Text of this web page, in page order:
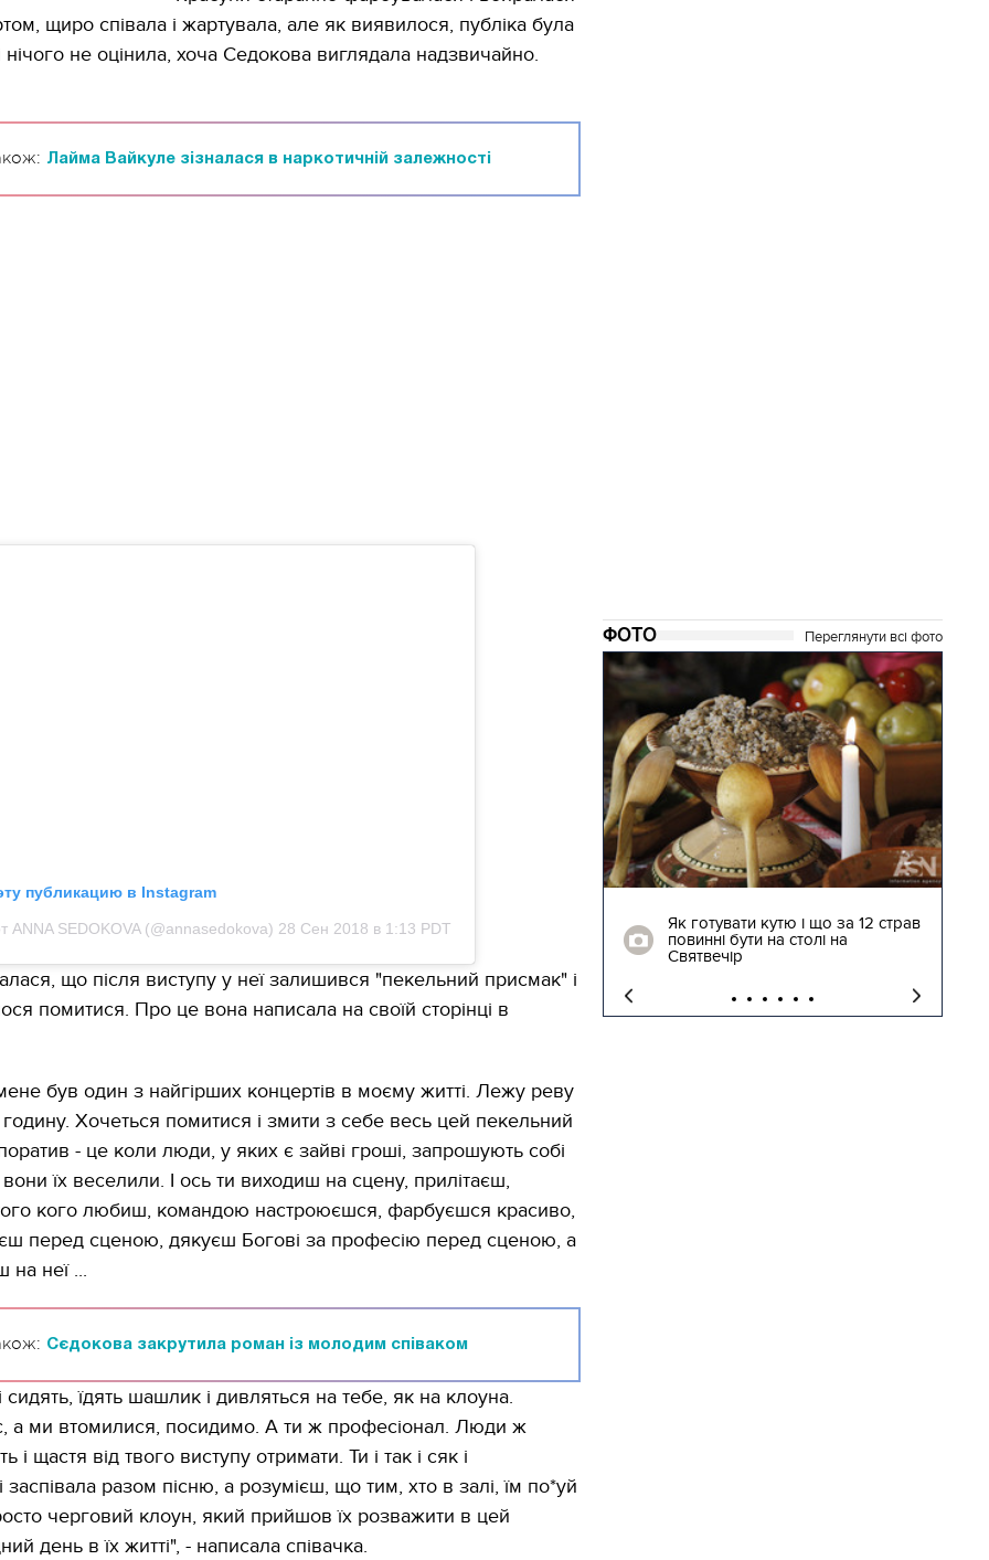
щиро співала і жартувала, але як виявилося, публіка була
нічого не оцінила, хоча Седокова виглядала надзвичайно.
Лайма Вайкуле зізналася в наркотичній залежності
публикацию в Instagram
ANNA SEDOKOVA (@annasedokova) 28 Сен 2018 в 1:13 PDT
що після виступу у неї залишився "пекельний присмак" і
помитися. Про це вона написала на своїй сторінці в
був один з найгірших концертів в моєму житті. Лежу реву
Хочеться помитися і змити з себе весь цей пекельний
- це коли люди, у яких є зайві гроші, запрошують собі
їх веселили. І ось ти виходиш на сцену, прилітаєш,
кого любиш, командою настроюєшся, фарбуєшся красиво,
перед сценою, дякуєш Богові за професію перед сценою, а
на неї ...
Сєдокова закрутила роман із молодим співаком
їдять шашлик і дивляться на тебе, як на клоуна.
а ми втомилися, посидимо. А ти ж професіонал. Люди ж
і щастя від твого виступу отримати. Ти і так і сяк і
заспівала разом пісню, а розумієш, що тим, хто в залі, їм по*уй
черговий клоун, який прийшов їх розважити в цей
день в їх житті", - написала співачка.
ФОТО Переглянути всі фото
Часи Русі: як виглядають
декорації до фільму "Сторожова
Як готувати кутю і що за 12 страв
повинні бути на столі на
Святвечір